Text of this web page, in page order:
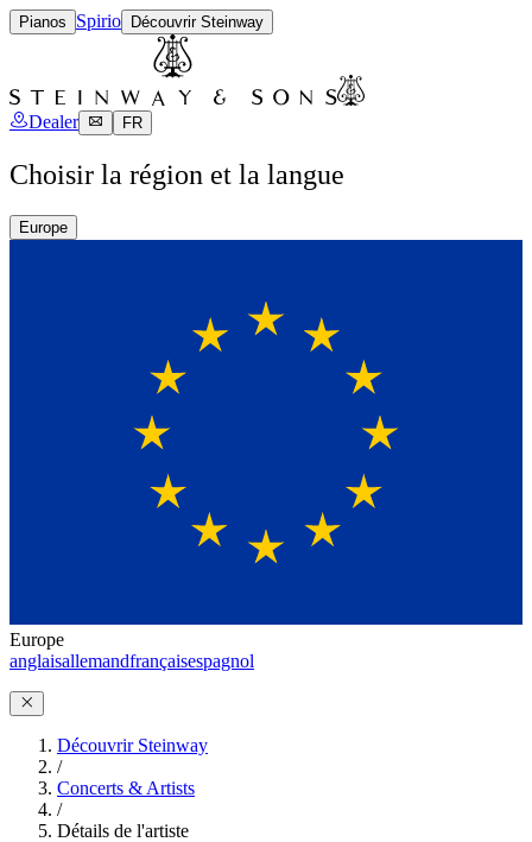
Pianos Spirio Découvrir Steinway
Dealer FR
Choisir la région et la langue
Europe
Europe
anglaisallemandfrançaisespagnol
Découvrir Steinway
/
Concerts & Artists
/
Détails de l'artiste